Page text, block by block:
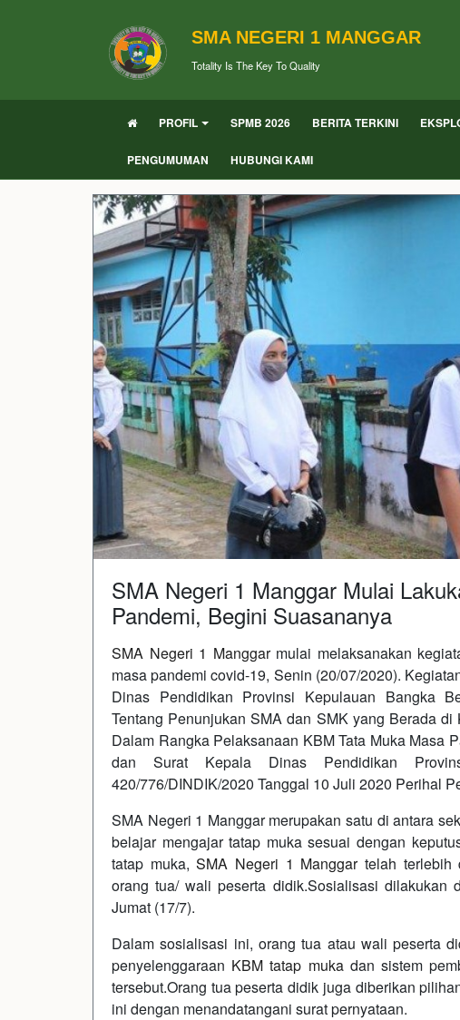
SMA NEGERI 1 MANGGAR
Totality Is The Key To Quality
PROFIL SPMB 2026 BERITA TERKINI
PENGUMUMAN HUBUNGI KAMI
SMA Negeri 1 Manggar Mulai
Pandemi, Begini Suasananya
SMA Negeri 1 Manggarmulai melaksanakan
masa pandemi covid-19, Senin (20/07/2020).
Dinas Pendidikan Provinsi Kepulauan Bangka
Tentang Penunjukan SMA dan SMK yang Berada
Dalam Rangka Pelaksanaan KBM Tata Muka Masa
dan Surat Kepala Dinas Pendidikan
420/776/DINDIK/2020 Tanggal 10 Juli 2020 Perihal
SMA Negeri 1 Manggar merupakan satu di antara
belajar mengajar tatap muka sesuai dengan
tatap muka,SMA Negeri 1 Manggartelah terlebih
orang tua/ wali peserta didik.Sosialisasi
Jumat (17/7).
Dalam sosialisasi ini, orang tua atau wali peserta
penyelenggaraan KBM tatap mukadan sistem
tersebut.Orang tua peserta didik juga diberikan
ini dengan menandatangani surat pernyataan.